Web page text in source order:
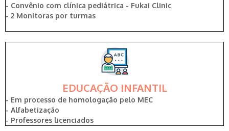
- Convênio com clínica pediátrica - Fukai Clinic
- 2 Monitoras por turmas
EDUCAÇÃO INFANTIL
- Em processo de homologação pelo MEC
- Alfabetização
- Professores licenciados